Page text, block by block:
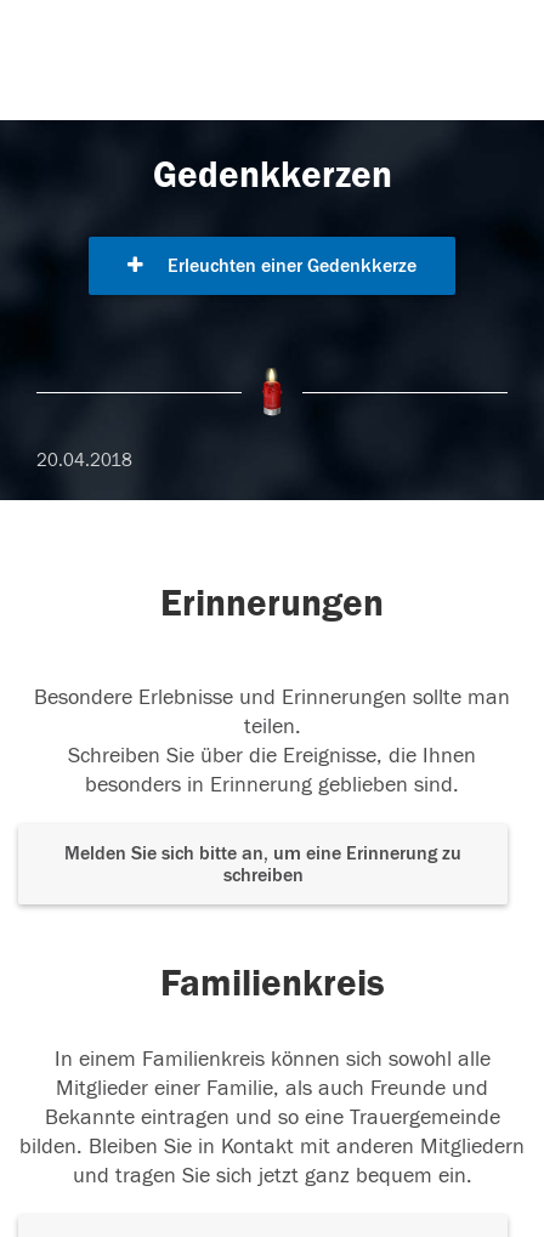
Gedenkkerzen
Erleuchten einer Gedenkkerze
20.04.2018
Erinnerungen
Besondere Erlebnisse und Erinnerungen sollte man
teilen.
Schreiben Sie über die Ereignisse, die Ihnen
besonders in Erinnerung geblieben sind.
Melden Sie sich bitte an, um eine Erinnerung zu
schreiben
Familienkreis
In einem Familienkreis können sich sowohl alle
Mitglieder einer Familie, als auch Freunde und
Bekannte eintragen und so eine Trauergemeinde
bilden. Bleiben Sie in Kontakt mit anderen Mitgliedern
und tragen Sie sich jetzt ganz bequem ein.